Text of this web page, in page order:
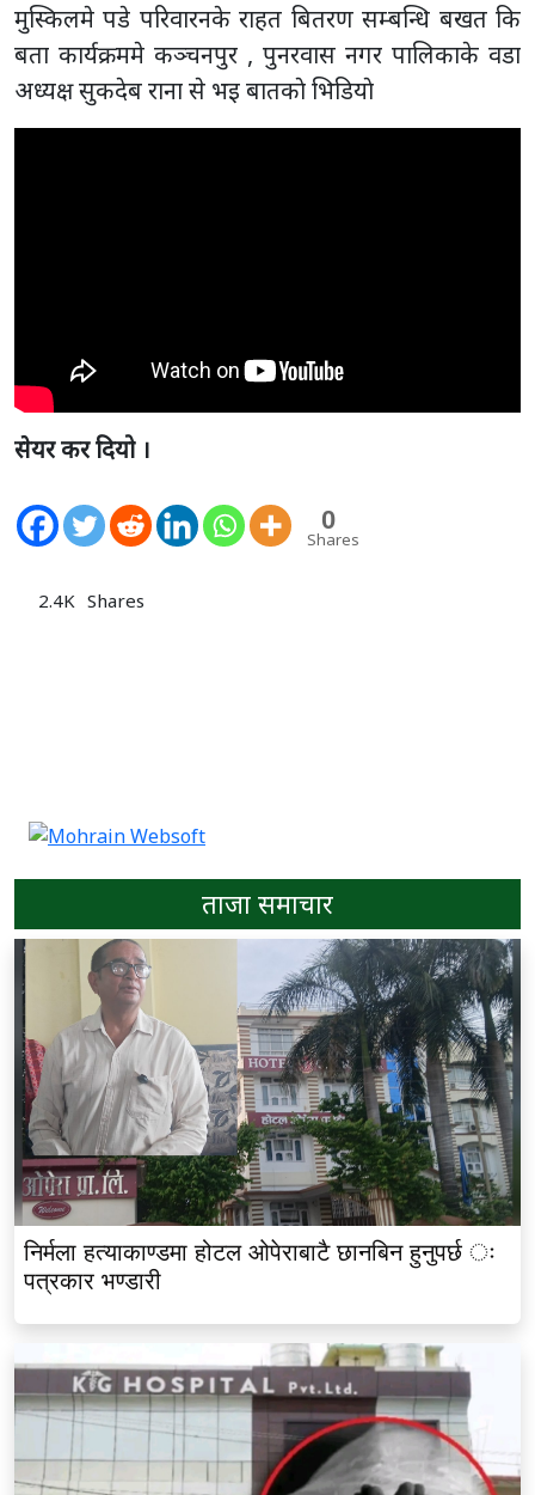
मुस्किलमे पडे परिवारनके राहत बितरण सम्बन्धि बखत कि
बता कार्यक्रममे कञ्चनपुर , पुनरवास नगर पालिकाके वडा
अध्यक्ष सुकदेब राना से भइ बातकाे भिडियाे
सेयर कर दियो ।
0
Shares
2.4K Shares
ताजा समाचार
निर्मला हत्याकाण्डमा होटल ओपेराबाटै छानबिन हुनुपर्छ ः
पत्रकार भण्डारी